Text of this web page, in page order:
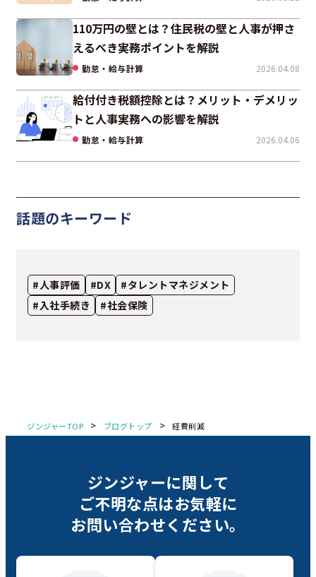
110万円の壁とは？住民税の壁と人事が押さ
えるべき実務ポイントを解説
勤怠・給与計算 2026.04.08
給付付き税額控除とは？メリット・デメリッ
トと人事実務への影響を解説
勤怠・給与計算 2026.04.06
話題のキーワード
#人事評価 #DX
#タレントマネジメント
#入社手続き
#社会保険
ジンジャーTOP > ブログトップ > 経費削減
ジンジャーに関して
ご不明な点はお気軽に
お問い合わせください。